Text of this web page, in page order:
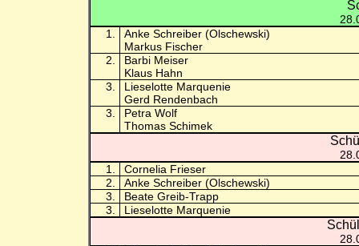
1.
Anke Schreiber (Olschewski)
Markus Fischer
2.
Barbi Meiser
Klaus Hahn
3.
Lieselotte Marquenie
Gerd Rendenbach
3.
Petra Wolf
Thomas Schimek
1.
Cornelia Frieser
2.
Anke Schreiber (Olschewski)
3.
Beate Greib-Trapp
3.
Lieselotte Marquenie